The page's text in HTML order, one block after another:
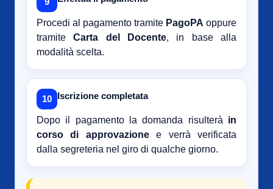
Procedi al pagamento tramite PagoPA oppure
tramiteCarta del Docente, in base alla
modalità scelta.
10 Iscrizione completata
Dopo il pagamento la domanda risulterà in
corso di approvazionee verrà verificata
dalla segreteria nel giro di qualche giorno.